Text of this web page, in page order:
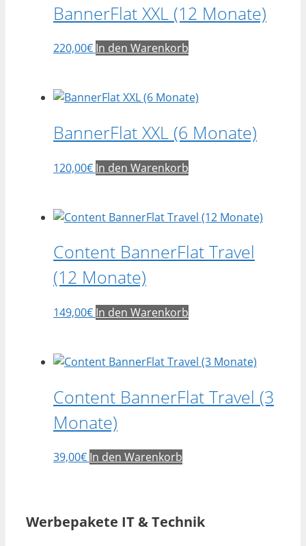
BannerFlat XXL (12 Monate)
220,00€ In den Warenkorb
BannerFlat XXL (6 Monate)
120,00€ In den Warenkorb
Content BannerFlat Travel
(12 Monate)
149,00€ In den Warenkorb
Content BannerFlat Travel (3
Monate)
39,00€ In den Warenkorb
Werbepakete IT & Technik